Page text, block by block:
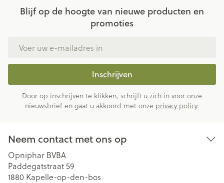
Blijf op de hoogte van nieuwe producten en
promoties
Inschrijven
Door op inschrijven te klikken, schrijft u zich in voor onze
nieuwsbrief en gaat u akkoord met onze privacy policy.
Neem contact met ons op
Opniphar BVBA
Paddegatstraat 59
1880 Kapelle-op-den-bos